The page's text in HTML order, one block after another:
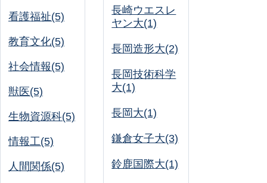
看護福祉(5)
教育文化(5)
社会情報(5)
獣医(5)
生物資源科(5)
情報工(5)
人間関係(5)
長崎ウエスレ
ヤン大(1)
長岡造形大(2)
長岡技術科学
大(1)
長岡大(1)
鎌倉女子大(3)
鈴鹿国際大(1)